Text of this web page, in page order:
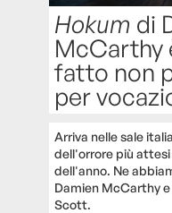
Hokum di
McCarthy
fatto non
per
Arriva nelle sale
dell'orrore più
dell'anno. Ne
Damien McCarthy
Scott.